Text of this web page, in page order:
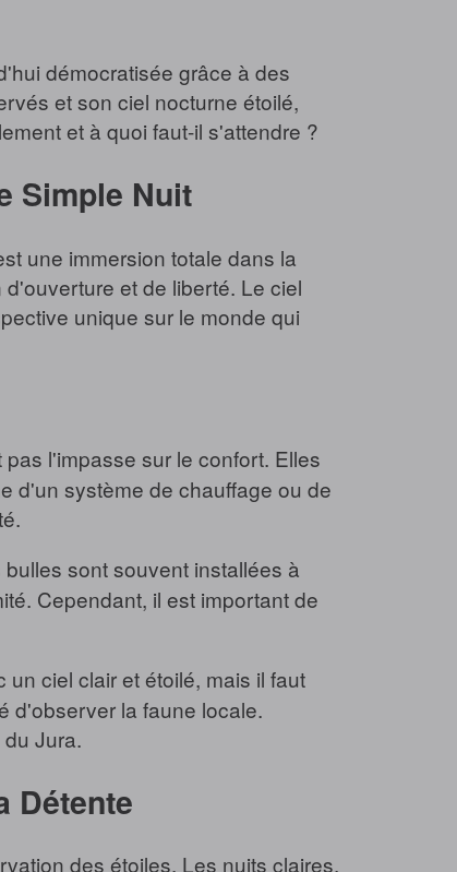
démocratisée grâce à des
et son ciel nocturne étoilé,
et à quoi faut-il s'attendre ?
Simple Nuit
une immersion totale dans la
et de liberté. Le ciel
unique sur le monde qui
l'impasse sur le confort. Elles
d'un système de chauffage ou de
sont souvent installées à
Cependant, il est important de
ciel clair et étoilé, mais il faut
d'observer la faune locale.
Jura.
Détente
des étoiles. Les nuits claires,